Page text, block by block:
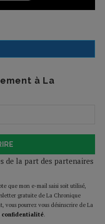
à La
de la part des partenaires
que mon e-mail saisi soit utilisé,
gratuite de La Chronique
vous pourrez vous désinscrire de La
confidentialité.